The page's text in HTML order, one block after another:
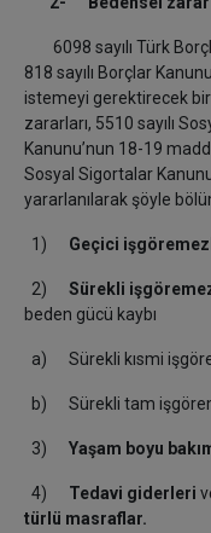
6098 sayılı Türk
818 sayılı Borçlar
istemeyi gerektirecek
zararları, 5510 sayılı
Kanunu’nun 18-19
Sosyal Sigortalar
yararlanılarak şöyle
1) Geçici
2) Sürekli
beden gücü kaybı
a) Sürekli kısmi
b) Sürekli tam
3) Yaşam boyu
4) Tedavi giderleri
türlü masraflar.